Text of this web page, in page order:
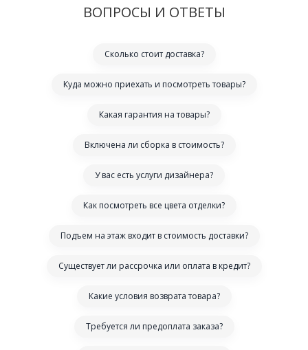
ВОПРОСЫ И ОТВЕТЫ
Сколько стоит доставка?
Куда можно приехать и посмотреть товары?
Какая гарантия на товары?
Включена ли сборка в стоимость?
У вас есть услуги дизайнера?
Как посмотреть все цвета отделки?
Подъем на этаж входит в стоимость доставки?
Существует ли рассрочка или оплата в кредит?
Какие условия возврата товара?
Требуется ли предоплата заказа?